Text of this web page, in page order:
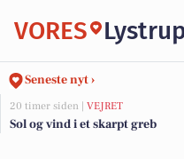
VORES
Seneste nyt ›
20 timer siden | VEJRET
Sol og vind i et skarpt greb